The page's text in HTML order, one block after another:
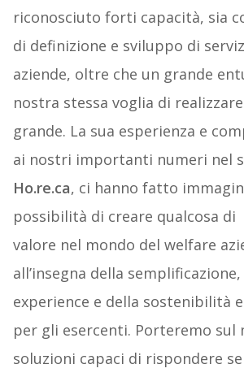
riconosciuto forti capacità, sia
di definizione e sviluppo di
aziende, oltre che un grande
nostra stessa voglia di
grande. La sua esperienza e
ai nostri importanti numeri nel
Ho.re.ca, ci hanno fatto
possibilità di creare qualcosa di
valore nel mondo del welfare
all’insegna della semplificazione,
experience e della sostenibilità
per gli esercenti. Porteremo sul
soluzioni capaci di rispondere